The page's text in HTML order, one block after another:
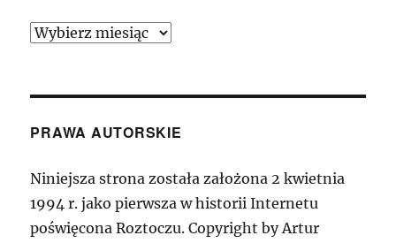
Archiwum
PRAWA AUTORSKIE
Niniejsza strona została założona 2 kwietnia
1994 r. jako pierwsza w historii Internetu
poświęcona Roztoczu. Copyright by Artur